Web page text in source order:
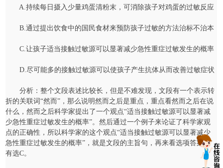
A.持续每日摄入少量鸡蛋清粉末，可消除孩子对鸡蛋的过敏反应
B.通过提出饮食中的国民食材来预防孩子过敏的方法治标不治本
C.让孩子适当接触过敏源可以显著减少急性重症过敏发生的概率
D.尽可能多的接触过敏源可以使孩子产生抗体从而改善过敏症状
分析：整个文段表述比较长，但是不难发现，文段有一个表示转
折的关联词“然而”，那么说明然而之后是重点，重点看然而之后在说
什么，然而之后科学家提出了一个观点“适当接触过敏源可以显著减
少急性重症过敏发生的概率”。然后通过一个例子来论证了科学家观
点的正确性，所以科学家的这个观点“适当接触过敏源可以显著减少
急性重症过敏发生的概率”，就是文段的主旨句，再来看选项答案只
有选C。